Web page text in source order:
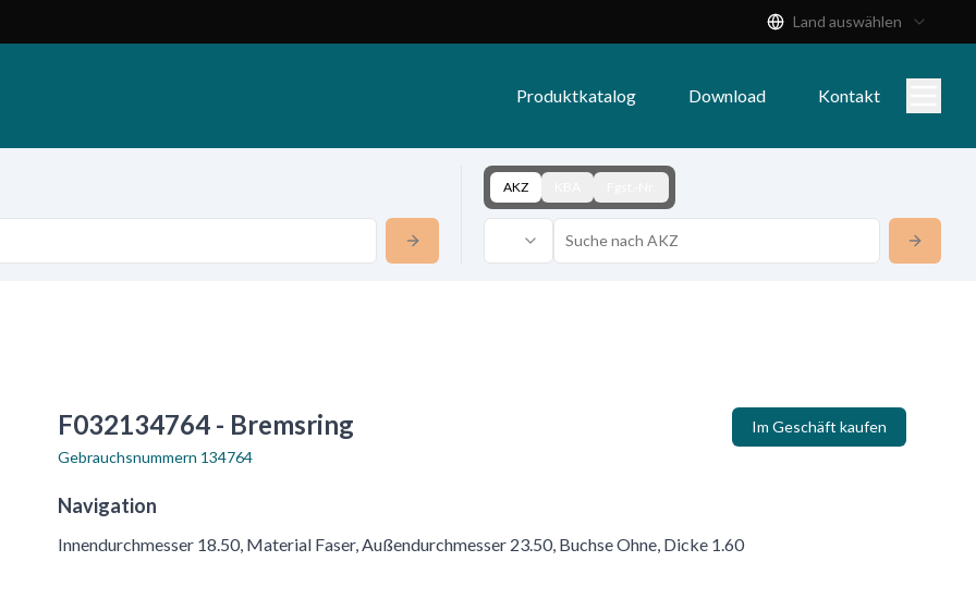
Land auswählen
Produktkatalog Download Kontakt
AKZ
F032134764 - Bremsring
Im Geschäft kaufen
Gebrauchsnummern 134764
Navigation
Innendurchmesser 18.50, Material Faser, Außendurchmesser 23.50, Buchse Ohne, Dicke 1.60